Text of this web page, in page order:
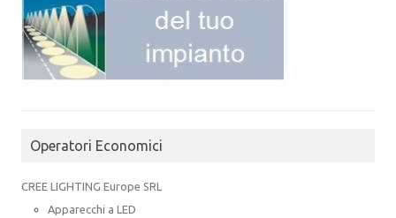
Operatori Economici
CREE LIGHTING Europe SRL
Apparecchi a LED